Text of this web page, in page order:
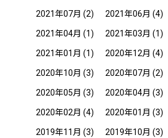
2021年07月 (2) 2021年06月 (4)
2021年04月 (1) 2021年03月 (1)
2021年01月 (1) 2020年12月 (4)
2020年10月 (3) 2020年07月 (2)
2020年05月 (3) 2020年04月 (3)
2020年02月 (4) 2020年01月 (3)
2019年11月 (3) 2019年10月 (3)